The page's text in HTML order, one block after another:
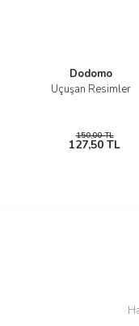
Dodomo
Uçuşan Resimler
150,00 TL
127,50 TL